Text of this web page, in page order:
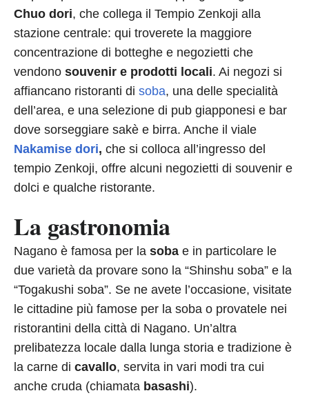
Chuo dori, che collega il Tempio Zenkoji alla
stazione centrale: qui troverete la maggiore
concentrazione di botteghe e negozietti che
vendono souvenir e prodotti locali. Ai negozi si
affiancano ristoranti di soba, una delle specialità
dell’area, e una selezione di pub giapponesi e bar
dove sorseggiare sakè e birra. Anche il viale
Nakamise dori, che si colloca all’ingresso del
tempio Zenkoji, offre alcuni negozietti di souvenir e
dolci e qualche ristorante.
La gastronomia
Nagano è famosa per la soba e in particolare le
due varietà da provare sono la “Shinshu soba” e la
“Togakushi soba”. Se ne avete l’occasione, visitate
le cittadine più famose per la soba o provatele nei
ristorantini della città di Nagano. Un’altra
prelibatezza locale dalla lunga storia e tradizione è
la carne di cavallo, servita in vari modi tra cui
anche cruda (chiamata basashi).